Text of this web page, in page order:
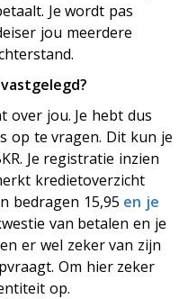
Je wordt pas
jou meerdere
over jou. Je hebt dus
op te vragen. Dit kun je
Je registratie inzien
kredietoverzicht
bedragen 15,95 en je
van betalen en je
er wel zeker van zijn
Om hier zeker
op.